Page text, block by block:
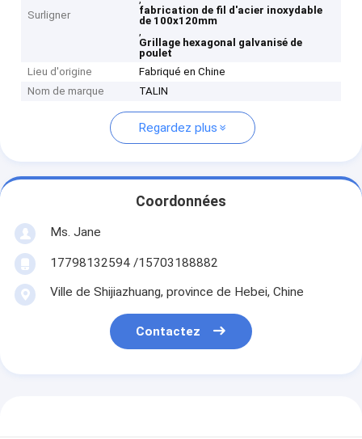
Surligner
fabrication de fil d'acier inoxydable
de 100x120mm
,
Grillage hexagonal galvanisé de
poulet
Lieu d'origine
Fabriqué en Chine
Nom de marque
TALIN
Regardez plus
Coordonnées
Ms. Jane
17798132594 /15703188882
Ville de Shijiazhuang, province de Hebei, Chine
Contactez